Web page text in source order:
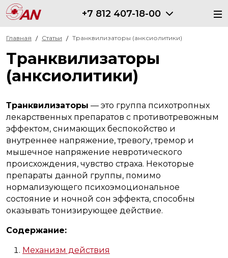
+7 812 407-18-00
Главная Статьи Транквилизаторы (анксиолитики)
Транквилизаторы
(анксиолитики)
Транквилизаторы — это группа психотропных
лекарственных препаратов с противотревожным
эффектом, снимающих беспокойство и
внутреннее напряжение, тревогу, тремор и
мышечное напряжение невротического
происхождения, чувство страха. Некоторые
препараты данной группы, помимо
нормализующего психоэмоциональное
состояние и ночной сон эффекта, способны
оказывать тонизирующее действие.
Содержание:
Механизм действия